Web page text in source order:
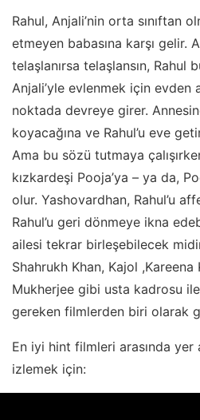
Rahul, Anjali’nin orta sınıftan
etmeyen babasına karşı gelir.
telaşlanırsa telaşlansın,
Anjali’yle evlenmek için evden
noktada devreye girer.
koyacağına ve Rahul’u eve
Ama bu sözü tutmaya
kızkardeşi Pooja’ya – ya da,
olur. Yashovardhan, Rahul’u
Rahul’u geri dönmeye ikna
ailesi tekrar birleşebilecek
Shahrukh Khan, Kajol ,Kareena
Mukherjee gibi usta kadrosu
gereken filmlerden biri olarak
En iyi hint filmleri arasında yer
izlemek için: